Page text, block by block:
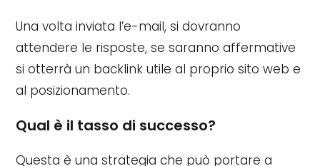
Una volta inviata l’e-mail, si dovranno
attendere le risposte, se saranno affermative
si otterrà un backlink utile al proprio sito web e
al posizionamento.
Qual è il tasso di successo?
Questa è una strategia che può portare a